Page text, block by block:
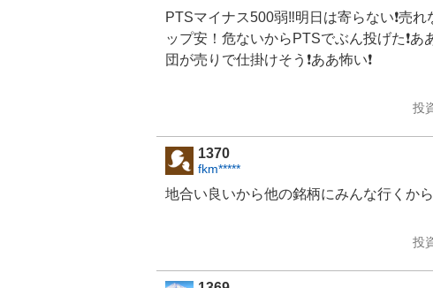
PTSマイナス500弱‼️明日は寄らない❗売
ップ安！危ないからPTSでぶん投げた❗
団が売りで仕掛けそう❗ああ怖い❗
投
1370
fkm*****
地合い良いから他の銘柄にみんな行くか
投